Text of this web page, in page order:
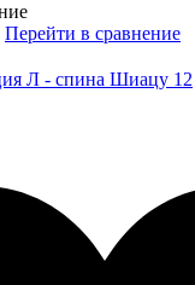
Перейти в сравнение
Л - спина Шиацу 12